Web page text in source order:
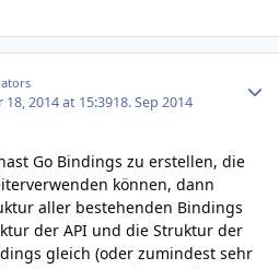
2014 at 15:3918. Sep 2014
Go Bindings zu erstellen, die
können, dann
aller bestehenden Bindings
der API und die Struktur der
gleich (oder zumindest sehr